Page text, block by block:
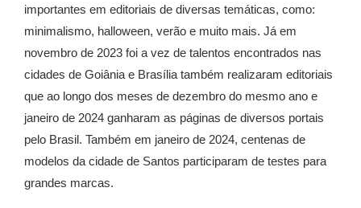
importantes em editoriais de diversas temáticas, como:
minimalismo, halloween, verão e muito mais. Já em
novembro de 2023 foi a vez de talentos encontrados nas
cidades de Goiânia e Brasília também realizaram editoriais
que ao longo dos meses de dezembro do mesmo ano e
janeiro de 2024 ganharam as páginas de diversos portais
pelo Brasil. Também em janeiro de 2024, centenas de
modelos da cidade de Santos participaram de testes para
grandes marcas.